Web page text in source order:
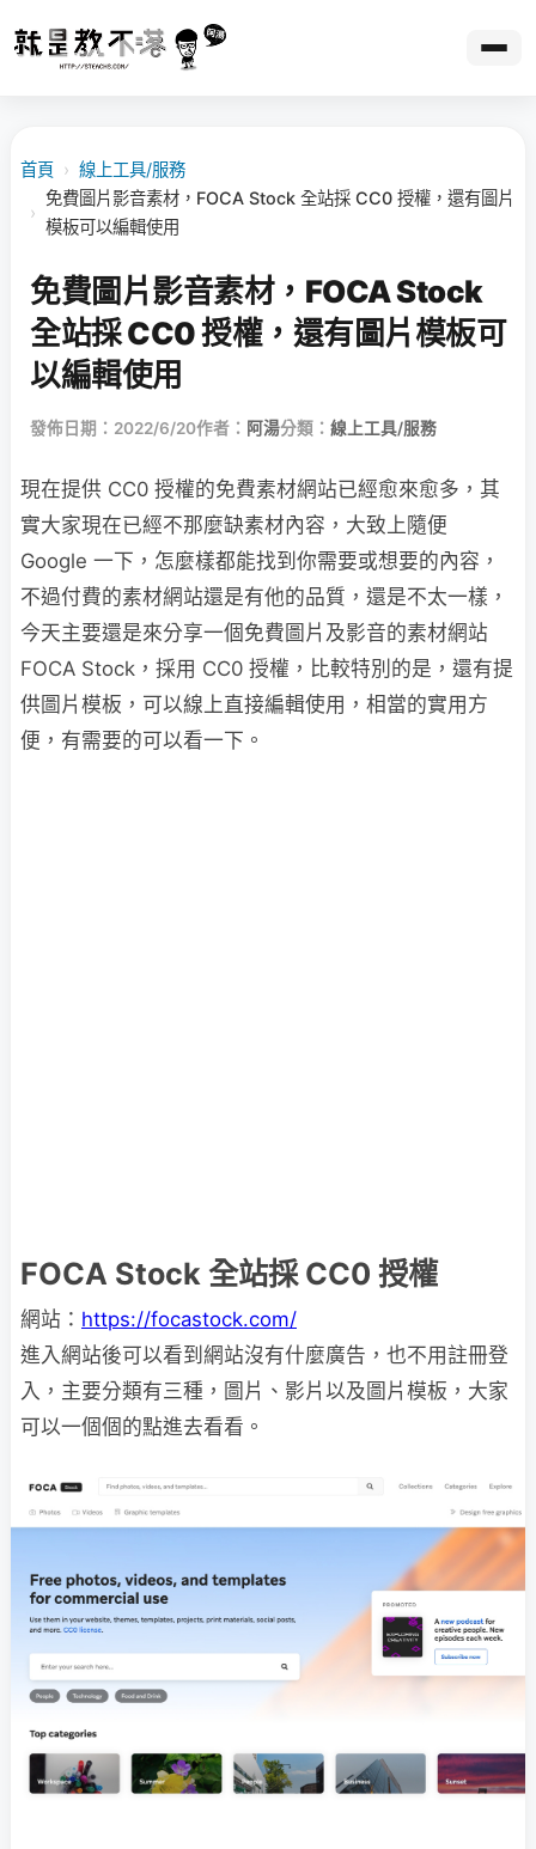
首頁 › 線上工具/服務
›
免費圖片影音素材，FOCA Stock 全站採 CC0 授權，還有圖片
模板可以編輯使用
免費圖片影音素材，FOCA Stock
全站採 CC0 授權，還有圖片模板可
以編輯使用
發佈日期：2022/6/20作者： 阿湯分類： 線上工具/服務
現在提供 CC0 授權的免費素材網站已經愈來愈多，其
實大家現在已經不那麼缺素材內容，大致上隨便
Google 一下，怎麼樣都能找到你需要或想要的內容，
不過付費的素材網站還是有他的品質，還是不太一樣，
今天主要還是來分享一個免費圖片及影音的素材網站
FOCA Stock，採用 CC0 授權，比較特別的是，還有提
供圖片模板，可以線上直接編輯使用，相當的實用方
便，有需要的可以看一下。
FOCA Stock 全站採 CC0 授權
網站： https://focastock.com/
進入網站後可以看到網站沒有什麼廣告，也不用註冊登
入，主要分類有三種，圖片、影片以及圖片模板，大家
可以一個個的點進去看看。